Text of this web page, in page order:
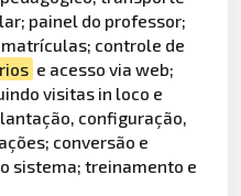
painel do professor;
matrículas; controle de
e acesso via web;
visitas in loco e
configuração,
conversão e
sistema; treinamento e